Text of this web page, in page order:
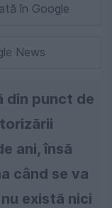
în Google
News
din punct de
ani, însă
când se va
există nici